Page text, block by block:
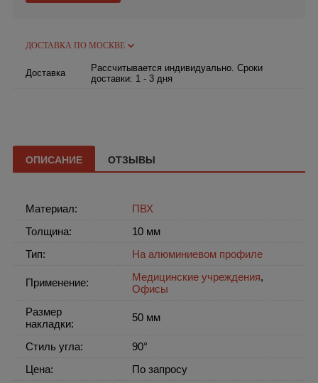
ДОСТАВКА ПО МОСКВЕ
Доставка
Рассчитывается индивидуально. Сроки
доставки: 1 - 3 дня
ОПИСАНИЕ ОТЗЫВЫ
Материал:
ПВХ
Толщина:
10 мм
Тип:
На алюминиевом профиле
Применение: Медицинские учреждения,
Офисы
Размер
накладки:
50 мм
Стиль угла:
90°
Цена:
По запросу